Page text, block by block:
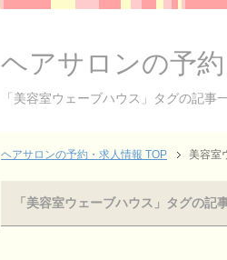
ヘアサロンの予
「美容室ウェーブハウス」タグの記事
ヘアサロンの予約・求人情報 TOP 美容室
「美容室ウェーブハウス」タグの記